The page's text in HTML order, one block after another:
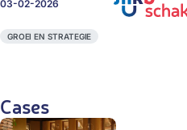
03-02-2026
GROEI EN STRATEGIE
Cases